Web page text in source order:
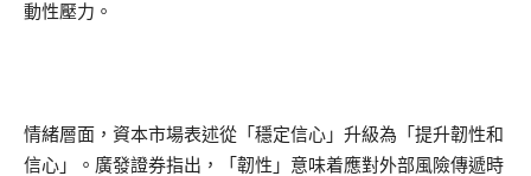
動性壓力。
情緒層面，資本市場表述從「穩定信心」升級為「提升韌性和
信心」。廣發證券指出，「韌性」意味着應對外部風險傳遞時